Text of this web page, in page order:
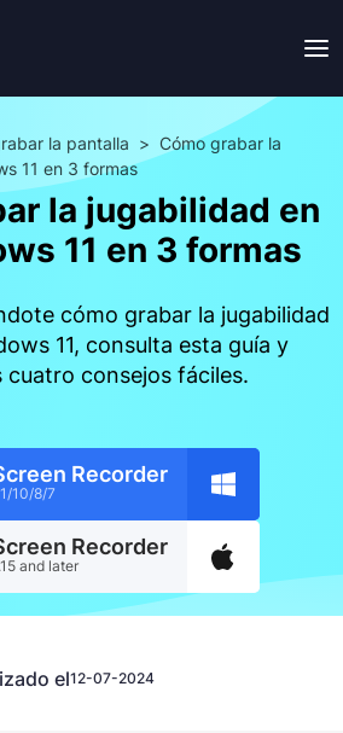
la pantalla > Cómo grabar la
11 en 3 formas
la jugabilidad en
11 en 3 formas
cómo grabar la jugabilidad
11, consulta esta guía y
cuatro consejos fáciles.
Recorder
10/8/7
Recorder
and later
el12-07-2024